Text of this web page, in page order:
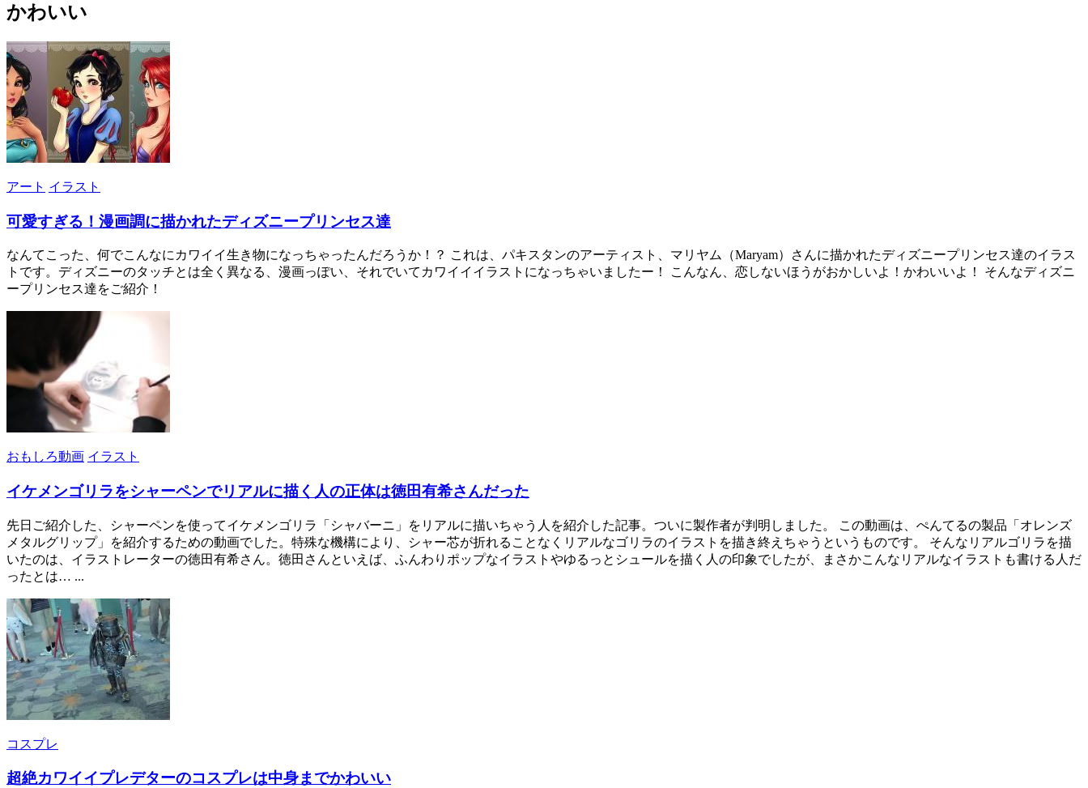
かわいい
アート イラスト
可愛すぎる！漫画調に描かれたディズニープリンセス達
なんてこった、何でこんなにカワイイ生き物になっちゃったんだろうか！？ これは、パキスタンのアーティスト、マリヤム（Maryam）さんに描かれたディズニープリンセス達のイラス
トです。ディズニーのタッチとは全く異なる、漫画っぽい、それでいてカワイイイラストになっちゃいましたー！ こんなん、恋しないほうがおかしいよ！かわいいよ！ そんなディズニ
ープリンセス達をご紹介！
おもしろ動画 イラスト
イケメンゴリラをシャーペンでリアルに描く人の正体は徳田有希さんだった
先日ご紹介した、シャーペンを使ってイケメンゴリラ「シャバーニ」をリアルに描いちゃう人を紹介した記事。ついに製作者が判明しました。 この動画は、ぺんてるの製品「オレンズ
メタルグリップ」を紹介するための動画でした。特殊な機構により、シャー芯が折れることなくリアルなゴリラのイラストを描き終えちゃうというものです。 そんなリアルゴリラを描
いたのは、イラストレーターの徳田有希さん。徳田さんといえば、ふんわりポップなイラストやゆるっとシュールを描く人の印象でしたが、まさかこんなリアルなイラストも書ける人だ
ったとは… ...
コスプレ
超絶カワイイプレデターのコスプレは中身までかわいい